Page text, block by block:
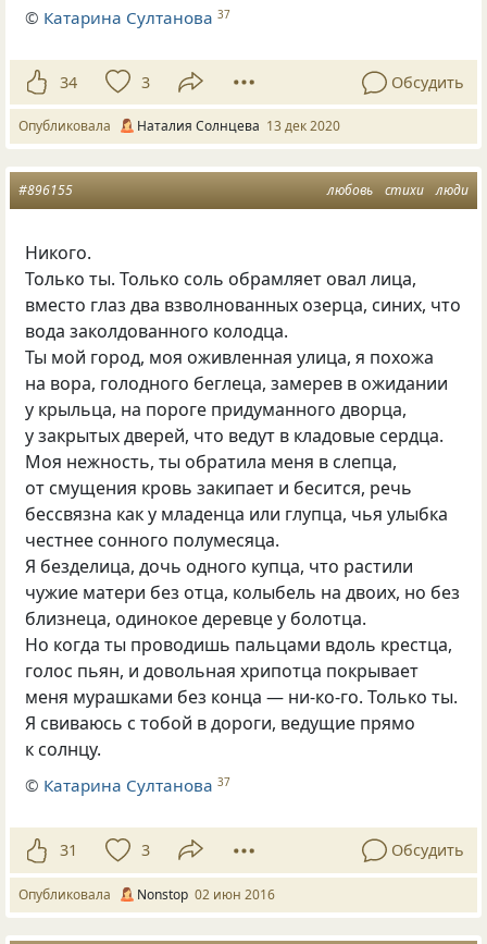
© Катарина Султанова 37
34 3 Обсудить
Опубликовала Наталия Солнцева 13 дек 2020
любовь стихи люди
#896155
Никого.
Только ты. Только соль обрамляет овал лица,
вместо глаз два взволнованных озерца, синих, что
вода заколдованного колодца.
Ты мой город, моя оживленная улица, я похожа
на вора, голодного беглеца, замерев в ожидании
у крыльца, на пороге придуманного дворца,
у закрытых дверей, что ведут в кладовые сердца.
Моя нежность, ты обратила меня в слепца,
от смущения кровь закипает и бесится, речь
бессвязна как у младенца или глупца, чья улыбка
честнее сонного полумесяца.
Я безделица, дочь одного купца, что растили
чужие матери без отца, колыбель на двоих, но без
близнеца, одинокое деревце у болотца.
Но когда ты проводишь пальцами вдоль крестца,
голос пьян, и довольная хрипотца покрывает
меня мурашками без конца — ни-ко-го. Только ты.
Я свиваюсь с тобой в дороги, ведущие прямо
к солнцу.
© Катарина Султанова 37
31 3 Обсудить
Опубликовала Nonstop 02 июн 2016